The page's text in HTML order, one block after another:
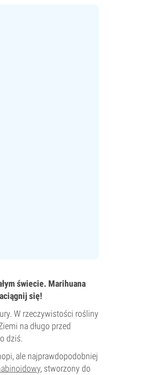
świecie. Marihuana
się!
W rzeczywistości rośliny
na długo przed
dziś.
ale najprawdopodobniej
, stworzony do